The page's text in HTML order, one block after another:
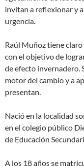
invitan a reflexionar y
urgencia.
Raúl Muñoz tiene
con el objetivo de
de efecto invernadero.
motor del cambio y a
presentan.
Nació en la localidad
en el colegio público
de Educación
A los 18 años se